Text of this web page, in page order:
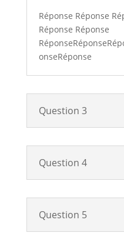
Réponse Réponse
Réponse Réponse
onseRéponse
Question 3
Question 4
Question 5